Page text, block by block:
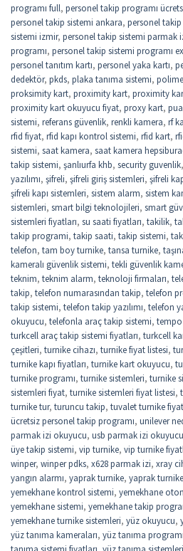
programı full, personel takip programı
personel takip sistemi ankara, personel takip
sistemi izmir, personel takip sistemi parmak
programı, personel takip sistemi programı
personel tanıtım kartı, personel yaka kartı,
dedektör, pkds, plaka tanıma sistemi,
proksimity kart, proximity kart, proximity
proximity kart okuyucu fiyat, proxy kart,
sistemi, referans güvenlik, renkli kamera, rf
rfid fiyat, rfid kapı kontrol sistemi, rfid kart,
sistemi, saat kamera, saat kamera
takip sistemi, şanlıurfa khb, security guvenlik,
yazılımı, şifreli, şifreli giriş sistemleri, şifreli
şifreli kapı sistemleri, sistem alarm, sistem
sistemleri, smart bilgi teknolojileri, smart
sistemleri fiyatları, su saati fiyatları, takilik,
takip programi, takip saati, takip sistemi,
telefon, tam boy turnike, tansa turnike,
kameralı güvenlik sistemi, tekli güvenlik
teknim, teknim alarm, teknoloji firmaları,
takip, telefon numarasından takip, telefon
takip sistemi, telefon takip yazılımı, telefon
okuyucu, telefonla araç takip sistemi,
turkcell araç takip sistemi fiyatları, turkcell
çeşitleri, turnike cihazı, turnike fiyat listesi,
turnike kapı fiyatları, turnike kart okuyucu,
turnike programı, turnike sistemleri, turnike
sistemleri fiyat, turnike sistemleri fiyat listesi,
turnike tur, turuncu takip, tuvalet turnike
ücretsiz personel takip programı, unilever
parmak izi okuyucu, usb parmak izi
üye takip sistemi, vip turnike, vip turnike
winper, winper pdks, x628 parmak izi, xray
yangın alarmı, yaprak turnike, yaprak
yemekhane kontrol sistemi, yemekhane
yemekhane sistemi, yemekhane takip
yemekhane turnike sistemleri, yüz okuyucu,
yüz tanıma kameraları, yüz tanıma programı